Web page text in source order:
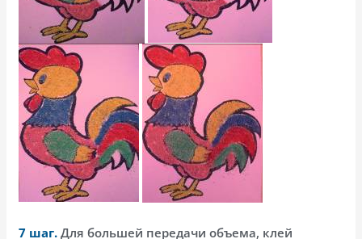
7 шаг. Для большей передачи объема, клей